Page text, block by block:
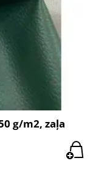
g/m2, zaļa